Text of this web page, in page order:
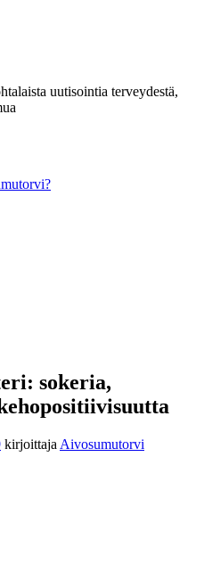
uutisointia terveydestä,
sokeria,
kirjoittaja Aivosumutorvi